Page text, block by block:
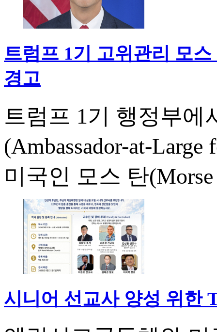
트럼프 1기 고위관리 모
경고
트럼프 1기 행정부에
(Ambassador-at-
미국인 모스 탄
시니어 선교사 양성 위한